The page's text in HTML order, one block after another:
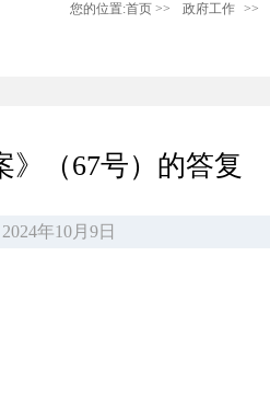
您的位置:首页 >> 政府工作 >>
》（67号）的答复
年10月9日